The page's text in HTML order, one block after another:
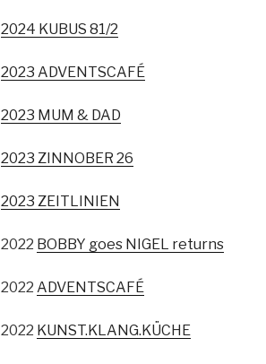
2024 KUBUS 81/2
2023 ADVENTSCAFÉ
2023 MUM & DAD
2023 ZINNOBER 26
2023 ZEITLINIEN
2022 BOBBY goes NIGEL returns
2022 ADVENTSCAFÉ
2022 KUNST.KLANG.KÜCHE